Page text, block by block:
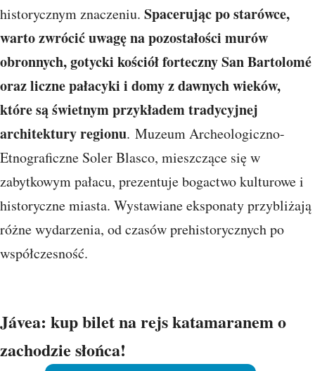
historycznym znaczeniu. Spacerując po starówce,
warto zwrócić uwagę na pozostałości murów
obronnych, gotycki kościół forteczny San Bartolomé
oraz liczne pałacyki i domy z dawnych wieków,
które są świetnym przykładem tradycyjnej
architektury regionu. Muzeum Archeologiczno-
Etnograficzne Soler Blasco, mieszczące się w
zabytkowym pałacu, prezentuje bogactwo kulturowe i
historyczne miasta. Wystawiane eksponaty przybliżają
różne wydarzenia, od czasów prehistorycznych po
współczesność.
Jávea: kup bilet na rejs katamaranem o
zachodzie słońca!